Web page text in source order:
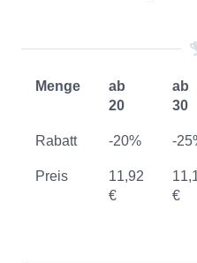
Menge
ab
20
ab
30
Rabatt -20% -
Preis
11,92
€
€